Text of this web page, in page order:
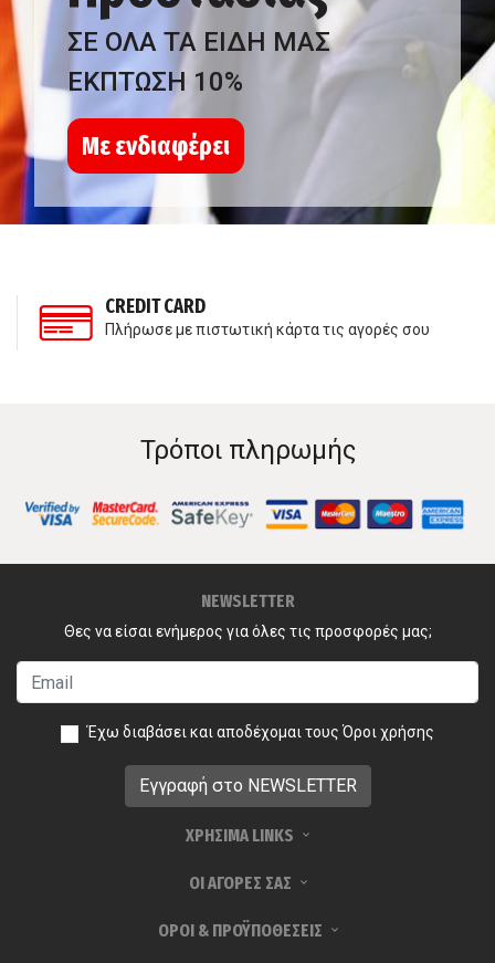
ΣΕ ΟΛΑ ΤΑ ΕΙΔΗ ΜΑΣ
ΕΚΠΤΩΣΗ 10%
Με ενδιαφέρει
CREDIT CARD
Πλήρωσε με πιστωτική κάρτα τις αγορές σου
Τρόποι πληρωμής
NEWSLETTER
Θες να είσαι ενήμερος για όλες τις προσφορές μας;
Έχω διαβάσει και αποδέχομαι τους Όροι χρήσης
ΧΡΗΣΙΜΑ LINKS
ΟΙ ΑΓΟΡΕΣ ΣΑΣ
ΟΡΟΙ & ΠΡΟΫΠΟΘΕΣΕΙΣ